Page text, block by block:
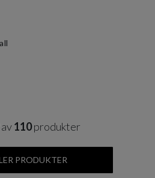
110produkter
PRODUKTER